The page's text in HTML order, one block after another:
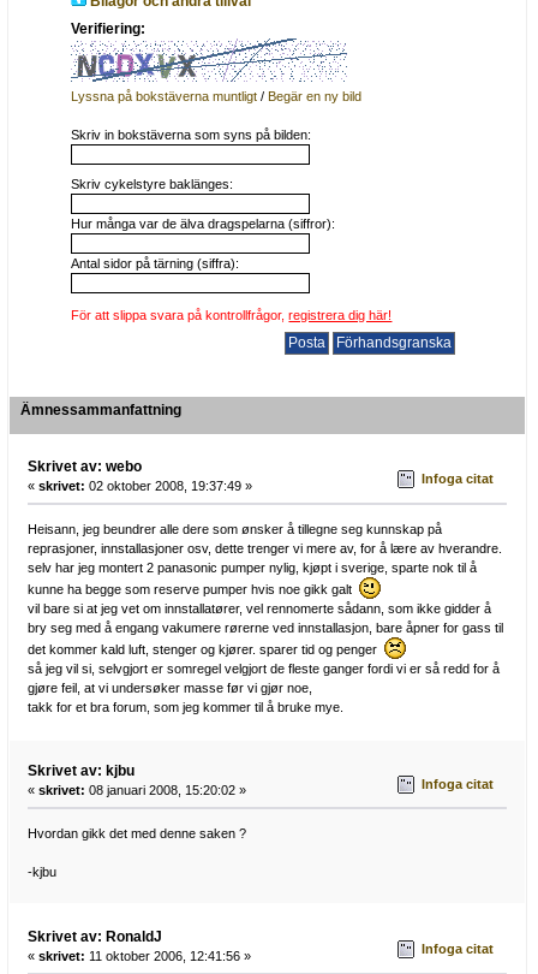
Verifiering:
Lyssna på bokstäverna muntligt /Begär en ny bild
Skriv in bokstäverna som syns på bilden:
Skriv cykelstyre baklänges:
Hur många var de älva dragspelarna (siffror):
Antal sidor på tärning (siffra):
För att slippa svara på kontrollfrågor,registrera dig här!
Ämnessammanfattning
Skrivet av: webo
« skrivet: 02 oktober 2008, 19:37:49 » Infoga citat
Heisann, jeg beundrer alle dere som ønsker å tillegne seg kunnskap på
reprasjoner, innstallasjoner osv, dette trenger vi mere av, for å lære av hverandre.
selv har jeg montert 2 panasonic pumper nylig, kjøpt i sverige, sparte nok til å
kunne ha begge som reserve pumper hvis noe gikk galt
vil bare si at jeg vet om innstallatører, vel rennomerte sådann, som ikke gidder å
bry seg med å engang vakumere rørerne ved innstallasjon, bare åpner for gass til
det kommer kald luft, stenger og kjører. sparer tid og penger
så jeg vil si, selvgjort er somregel velgjort de fleste ganger fordi vi er så redd for å
gjøre feil, at vi undersøker masse før vi gjør noe,
takk for et bra forum, som jeg kommer til å bruke mye.
Skrivet av: kjbu
« skrivet: 08 januari 2008, 15:20:02 » Infoga citat
Hvordan gikk det med denne saken ?
-kjbu
Skrivet av: RonaldJ
« skrivet: 11 oktober 2006, 12:41:56 » Infoga citat